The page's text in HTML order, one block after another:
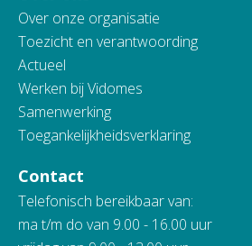
Over onze organisatie
Toezicht en verantwoording
Actueel
Werken bij Vidomes
Samenwerking
Toegankelijkheidsverklaring
Contact
Telefonisch bereikbaar van:
ma t/m do van 9.00 - 16.00 uur